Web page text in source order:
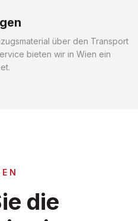
über den Transport
bieten wir in Wien ein
die